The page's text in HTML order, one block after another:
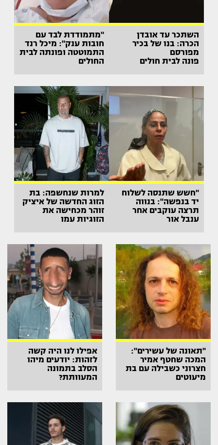
השתכר עד אובדן
הכרה: בנו של בכיר
מפורסם
פונה לבית חולים
"מתמודדת לבד עם
חובות ענק": מיכל רנד
התמוטטה ופונתה לבית
החולים
"חשש שתנסה לשלוח
יד בנפשה": בנווה
תרצה עוקבים אחר
ענבל אור
למרות שנחשפה: בת
הזוג החדשה של איציק
זוהר מכחישה את
הזוגיות עמו
"תאונה של עשירים":
המכה שחטף אמיר
חצרוני כשבילה עם בת
מיעוטים
אפילו לנו היה קשה
לזהות: יודעים מיהו
הסלב בתמונה
המעוותת?